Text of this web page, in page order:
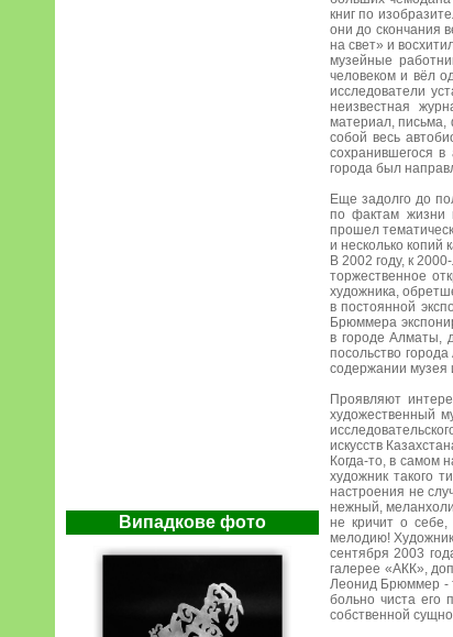
Випадкове фото
книг по
они до скончания
на свет» и
музейные
человеком и вёл
исследователи
неизвестная
материал, письма,
собой весь
сохранившегося
города был
Еще задолго до
по фактам жизни
прошел
и несколько
В 2002 году, к
торжественное
художника,
в постоянной
Брюммера
в городе Алматы,
посольство
содержании музея
Проявляют
художественный
искусств
Когда-то, в самом
художник такого
настроения не
нежный,
не кричит о
мелодию!
сентября 2003
галерее «АКК»,
Леонид Брюммер -
больно чиста его
собственной